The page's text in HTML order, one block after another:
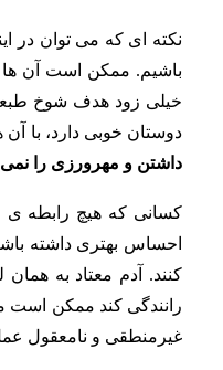
نکته ای که می توان در
باشیم. ممکن است آن ها
خیلی زود هدف شوخ
دوستان خوبی دارد، با
داشتن و مهرورزی را نمی
کسانی که هیچ رابطه ی
احساس بهتری داشته
کنند. آدم معتاد به
رانندگی کند ممکن است
غیرمنطقی و نامعقول